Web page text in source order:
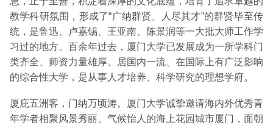
教学科研氛围，形成了“广纳群贤、人尽其才”的群贤毕至传
统，是鲁迅、卢嘉锡、王亚南、陈景润等一大批大师工作学
习过的地方。百余年过去，厦门大学已发展成为一所学科门
类齐全、师资力量雄厚、居国内一流、在国际上有广泛影响
的综合性大学，是从事人才培养、科学研究的理想学府。
厦庇五洲客，门纳万顷涛。厦门大学诚挚邀请海内外优秀青
年学者相聚风景秀丽、气候怡人的海上花园城市厦门，面朝